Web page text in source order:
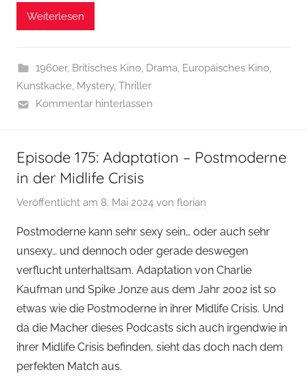
Weiterlesen
1960er, Britisches Kino, Drama, Europäisches Kino,
Kunstkacke, Mystery, Thriller
Kommentar hinterlassen
Episode 175: Adaptation – Postmoderne
in der Midlife Crisis
Veröffentlicht am 8. Mai 2024 von florian
Postmoderne kann sehr sexy sein… oder auch sehr
unsexy… und dennoch oder gerade deswegen
verflucht unterhaltsam. Adaptation von Charlie
Kaufman und Spike Jonze aus dem Jahr 2002 ist so
etwas wie die Postmoderne in ihrer Midlife Crisis. Und
da die Macher dieses Podcasts sich auch irgendwie in
ihrer Midlife Crisis befinden, sieht das doch nach dem
perfekten Match aus.